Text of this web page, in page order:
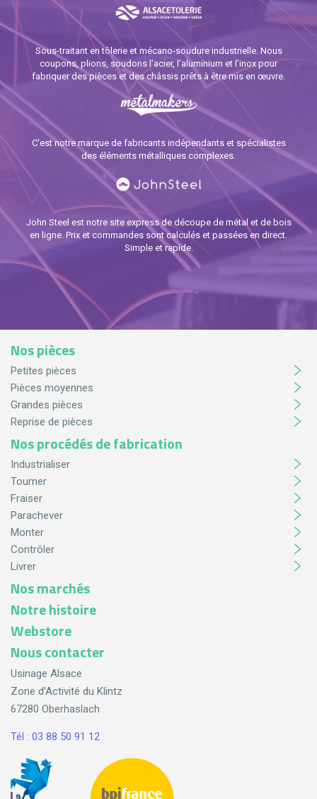
Sous-traitant en tôlerie et mécano-soudure industrielle. Nous
coupons, plions, soudons l’acier, l’aluminium et l’inox pour
fabriquer des pièces et des châssis prêts à être mis en œuvre.
C'est notre marque de fabricants indépendants et spécialistes
des éléments métalliques complexes.
John Steel est notre site express de découpe de métal et de bois
en ligne. Prix et commandes sont calculés et passées en direct.
Simple et rapide.
Nos pièces
Petites pièces
Pièces moyennes
Grandes pièces
Reprise de pièces
Nos procédés de fabrication
Industrialiser
Tourner
Fraiser
Parachever
Monter
Contrôler
Livrer
Nos marchés
Notre histoire
Webstore
Nous contacter
Usinage Alsace
Zone d’Activité du Klintz
67280 Oberhaslach
Tél : 03 88 50 91 12